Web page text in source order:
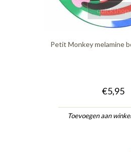
quickshop
Petit Monkey melamine
€5,95
Toevoegen aan